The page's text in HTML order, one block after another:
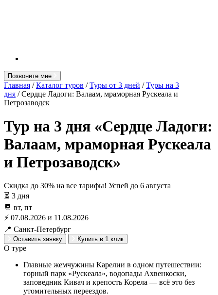
Позвоните мне
Главная /Каталог туров /Туры от 3 дней /Туры на 3
дня / Сердце Ладоги: Валаам, мраморная Рускеала и
Петрозаводск
Тур на 3 дня «Сердце Ладоги:
Валаам, мраморная Рускеала
и Петрозаводск»
Скидка до 30% на все тарифы! Успей до 6 августа
⏳ 3 дня
📆 вт, пт
⚡ 07.08.2026 и 11.08.2026
📍 Санкт-Петербург
Оставить заявку Купить в 1 клик
О туре
Главные жемчужины Карелии в одном путешествии:
горный парк «Рускеала», водопады Ахвенкоски,
заповедник Кивач и крепость Корела — всё это без
утомительных переездов.